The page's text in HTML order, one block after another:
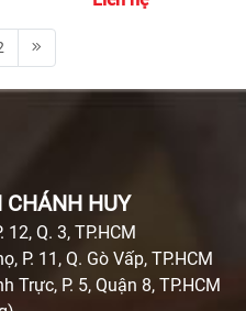
CHÁNH HUY
Q. 3, TP.HCM
P. 11, Q. Gò Vấp, TP.HCM
P. 5, Quận 8, TP.HCM